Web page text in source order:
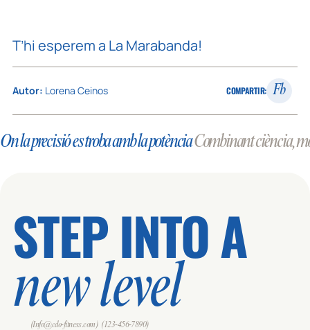
T’hi esperem a La Marabanda!
Autor: Lorena Ceinos COMPARTIR: Fb
On la precisió es troba amb la potènciaCombinant ciència,
STEP INTO A
new level
(Info@cdo-fitness.com) (123-456-7890)